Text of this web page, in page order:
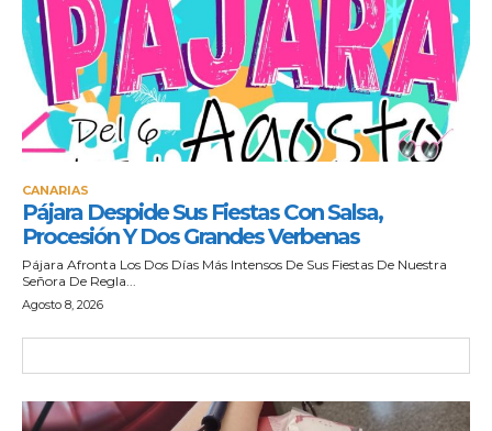
CANARIAS
Pájara Despide Sus Fiestas Con Salsa,
Procesión Y Dos Grandes Verbenas
Pájara Afronta Los Dos Días Más Intensos De Sus Fiestas De Nuestra
Señora De Regla...
Agosto 8, 2026